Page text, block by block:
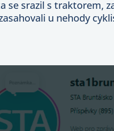
se srazil s traktorem,
u nehody